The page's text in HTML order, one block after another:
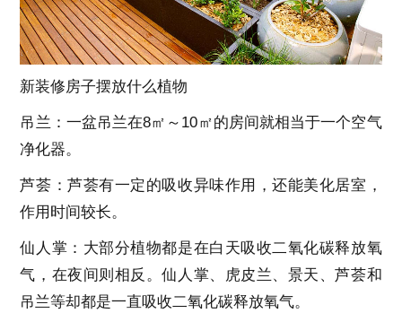
新装修房子摆放什么植物
吊兰：一盆吊兰在8㎡～10㎡的房间就相当于一个空气
净化器。
芦荟：芦荟有一定的吸收异味作用，还能美化居室，
作用时间较长。
仙人掌：大部分植物都是在白天吸收二氧化碳释放氧
气，在夜间则相反。仙人掌、虎皮兰、景天、芦荟和
吊兰等却都是一直吸收二氧化碳释放氧气。